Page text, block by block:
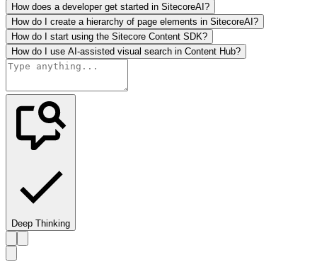
How does a developer get started in SitecoreAI?
How do I create a hierarchy of page elements in SitecoreAI?
How do I start using the Sitecore Content SDK?
How do I use AI-assisted visual search in Content Hub?
Deep Thinking